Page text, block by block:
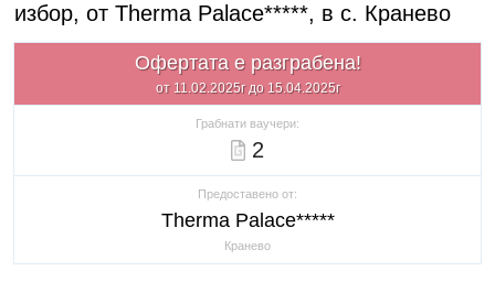
избор, от Therma Palace*****, в с. Кранево
Офертата е разграбена!
от 11.02.2025г до 15.04.2025г
Грабнати ваучери:
2
Предоставено от:
Therma Palace*****
Кранево